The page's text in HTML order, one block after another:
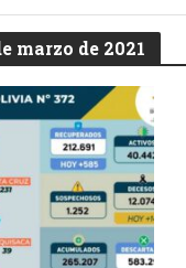
marzo de 2021